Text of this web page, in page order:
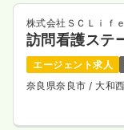
株式会社ＳＣＬｉｆｅ
訪問看護ステ
エージェント求人
奈良県奈良市 / 大和